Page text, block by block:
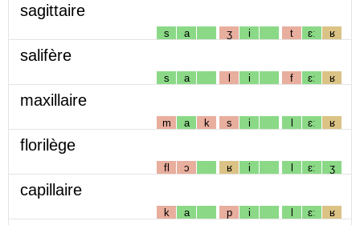
sagittaire
s a ʒ i t ɛː ʁ
salifère
s a l i f ɛː ʁ
maxillaire
m a k s i l ɛː ʁ
florilège
fl ɔ ʁ i l ɛː ʒ
capillaire
k a p i l ɛː ʁ